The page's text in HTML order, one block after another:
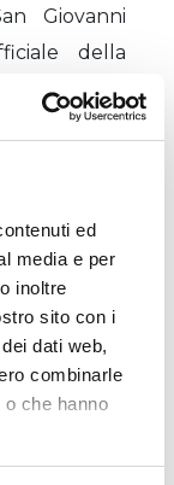
ed
media e per
inoltre
sito con i
dati web,
combinarle
che hanno
Giovanni
della
Angelo.
un video
.
successiva